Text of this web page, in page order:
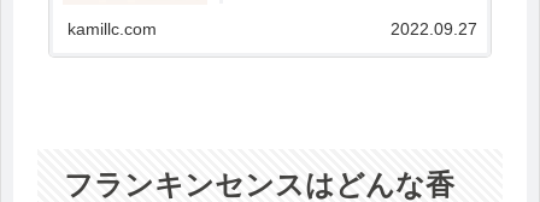
kamillc.com 2022.09.27
フランキンセンスはどんな香